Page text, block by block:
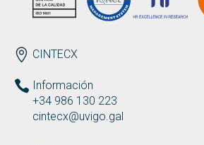
ENDEREZO
CINTECX
Información
+34 986 130 223
cintecx@uvigo.gal